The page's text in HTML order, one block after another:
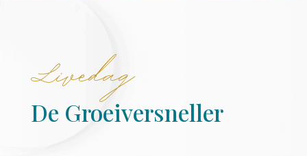
Livedag
De Groeiversneller